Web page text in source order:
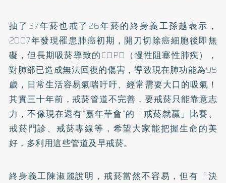
抽了37年菸也戒了26年菸的終身義工孫越表示，
2007年發現罹患肺癌初期，開刀切除癌細胞後即無
礙，但長期吸菸導致的COPD （慢性阻塞性肺疾），
對肺部已造成無法回復的傷害，導致現在肺功能為95
歲，日常生活容易氣喘吁吁、經常需要大口的吸氣！
其實三十年前，戒菸管道不完善，要戒菸只能靠意志
力，不像現在還有”嘉年華會”的「戒菸就贏」比賽、
戒菸門診、戒菸專線等，希望大家能把握生命的美
好，多利用這些管道及早戒菸。
終身義工陳淑麗說明，戒菸當然不容易，但有「決